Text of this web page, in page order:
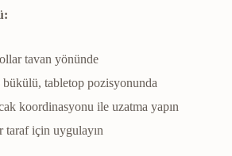
tavan yönünde
tabletop pozisyonunda
koordinasyonu ile uzatma yapın
taraf için uygulayın